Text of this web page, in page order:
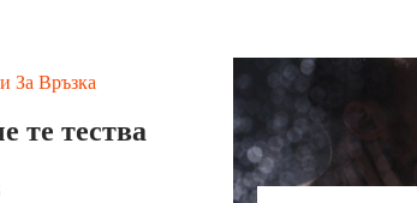
За Връзка
те тества